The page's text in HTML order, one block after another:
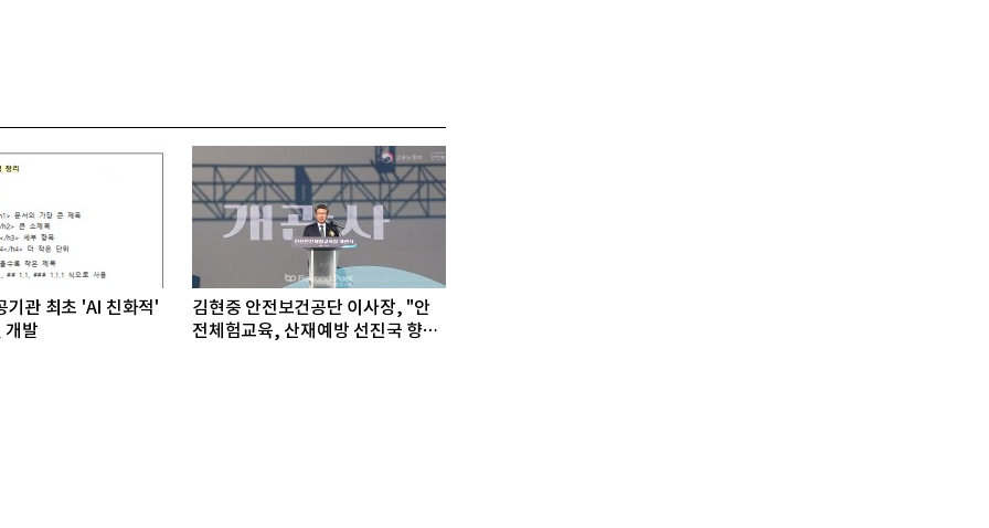
기관 최초 'AI 친화적'
개발
김현중 안전보건공단 이사장, "안
전체험교육, 산재예방 선진국 향한